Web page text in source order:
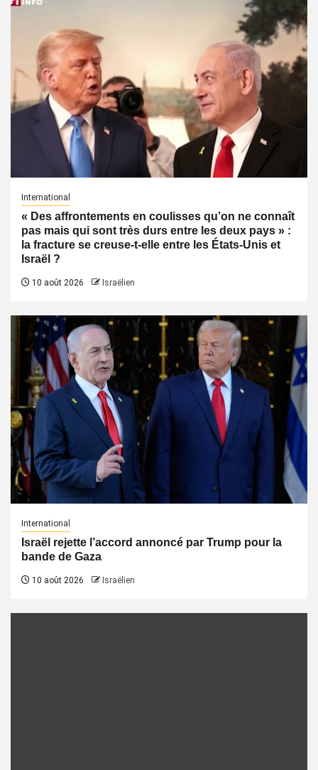
International
« Des affrontements en coulisses qu’on ne connaît
pas mais qui sont très durs entre les deux pays » :
la fracture se creuse-t-elle entre les États-Unis et
Israël ?
10 août 2026 Israëlien
International
Israël rejette l’accord annoncé par Trump pour la
bande de Gaza
10 août 2026 Israëlien